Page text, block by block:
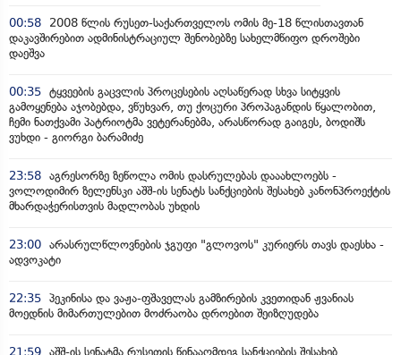
00:58
2008 წლის რუსეთ-საქართველოს ომის მე-18 წლისთავთან
დაკავშირებით ადმინისტრაციულ შენობებზე სახელმწიფო დროშები
დაეშვა
00:35 ტყვეების გაცვლის პროცესების აღსაწერად სხვა სიტყვის
გამოყენება აჯობებდა, ვწუხვარ, თუ ქოცური პროპაგანდის წყალობით,
ჩემი ნათქვამი პატრიოტმა ვეტერანებმა, არასწორად გაიგეს, ბოდიშს
ვუხდი - გიორგი ბარამიძე
23:58 აგრესორზე ზეწოლა ომის დასრულებას დააახლოებს -
ვოლოდიმირ ზელენსკი აშშ-ის სენატს სანქციების შესახებ კანონპროექტის
მხარდაჭერისთვის მადლობას უხდის
23:00 არასრულწლოვნების ჯგუფი "გლოვოს" კურიერს თავს დაესხა -
ადვოკატი
22:35 პეკინისა და ვაჟა-ფშაველას გამზირების კვეთიდან ჟვანიას
მოედნის მიმართულებით მოძრაობა დროებით შეიზღუდება
21:59 აშშ-ის სენატმა რუსეთის წინააღმდეგ სანქციების შესახებ